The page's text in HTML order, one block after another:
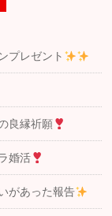
プレゼント
良縁祈願
婚活
があった報告